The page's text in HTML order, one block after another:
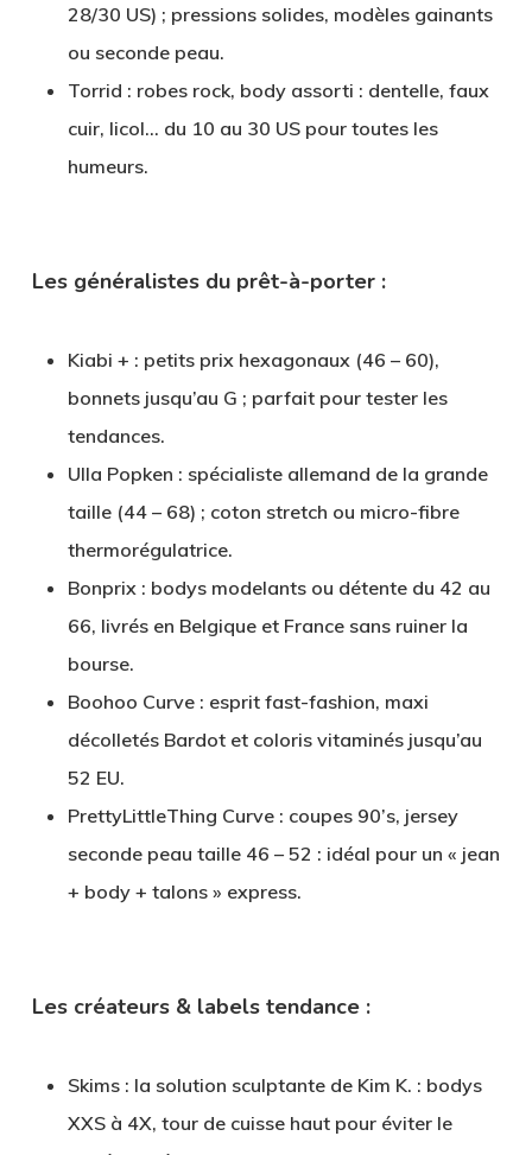
28/30 US) ; pressions solides, modèles gainants
ou seconde peau.
Torrid : robes rock, body assorti : dentelle, faux
cuir, licol… du 10 au 30 US pour toutes les
humeurs.
Les généralistes du prêt-à-porter :
Kiabi + : petits prix hexagonaux (46 – 60),
bonnets jusqu’au G ; parfait pour tester les
tendances.
Ulla Popken : spécialiste allemand de la grande
taille (44 – 68) ; coton stretch ou micro-fibre
thermorégulatrice.
Bonprix: bodys modelants ou détente du 42 au
66, livrés en Belgique et France sans ruiner la
bourse.
Boohoo Curve: esprit fast-fashion, maxi
décolletés Bardot et coloris vitaminés jusqu’au
52 EU.
PrettyLittleThing Curve: coupes 90’s, jersey
seconde peau taille 46 – 52 : idéal pour un « jean
+ body + talons » express.
Les créateurs & labels tendance :
Skims: la solution sculptante de Kim K. : bodys
XXS à 4X, tour de cuisse haut pour éviter le